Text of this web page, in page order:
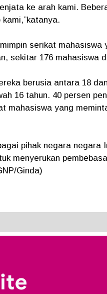
ke arah kami.
serikat
sekitar 176 mahasiswa
berusia antara 18
16 tahun. 40 persen
mahasiswa yang
pihak negara negara
menyerukan
Ginda)